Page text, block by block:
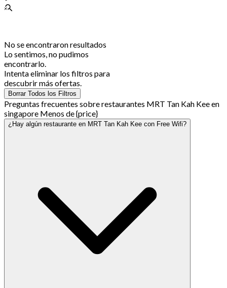
No se encontraron resultados
Lo sentimos, no pudimos
encontrarlo.
Intenta eliminar los filtros para
descubrir más ofertas.
Borrar Todos los Filtros
Preguntas frecuentes sobre restaurantes MRT Tan Kah Kee en
singapore Menos de {price}
¿Hay algún restaurante en MRT Tan Kah Kee con Free Wifi?